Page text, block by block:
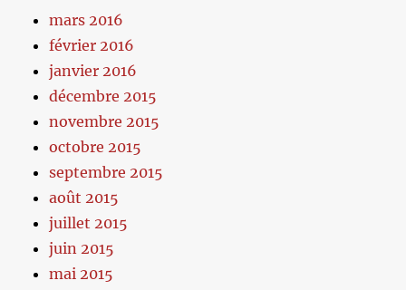
mars 2016
février 2016
janvier 2016
décembre 2015
novembre 2015
octobre 2015
septembre 2015
août 2015
juillet 2015
juin 2015
mai 2015